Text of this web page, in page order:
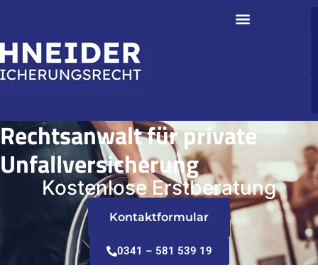
Rechtsanwalt für private
Unfallversicherung
Kostenlose Erstberatung
Kontaktformular
0341 – 581 539 19